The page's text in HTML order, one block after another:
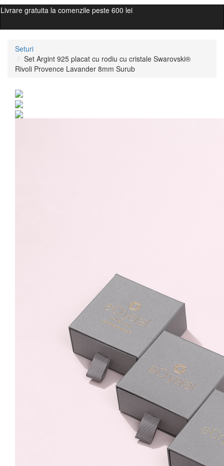
Livrare gratuita la comenzile peste 600 lei
Seturi
Set Argint 925 placat cu rodiu cu cristale Swarovski®
Rivoli Provence Lavander 8mm Surub
Swarovski® Rivoli
Provence Lavander 8mm